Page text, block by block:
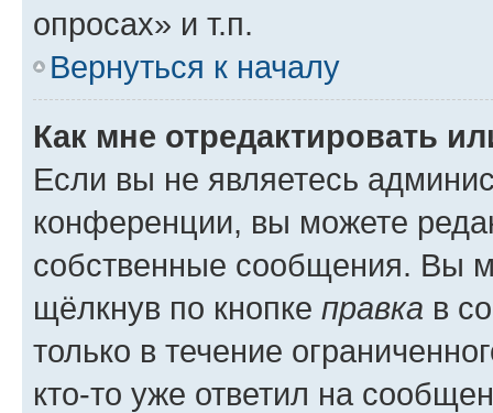
опросах» и т.п.
Вернуться к началу
Как мне отредактировать
Если вы не являетесь
конференции, вы можете
собственные сообщения. Вы
щёлкнув по кнопке правка в
только в течение
кто-то уже ответил на